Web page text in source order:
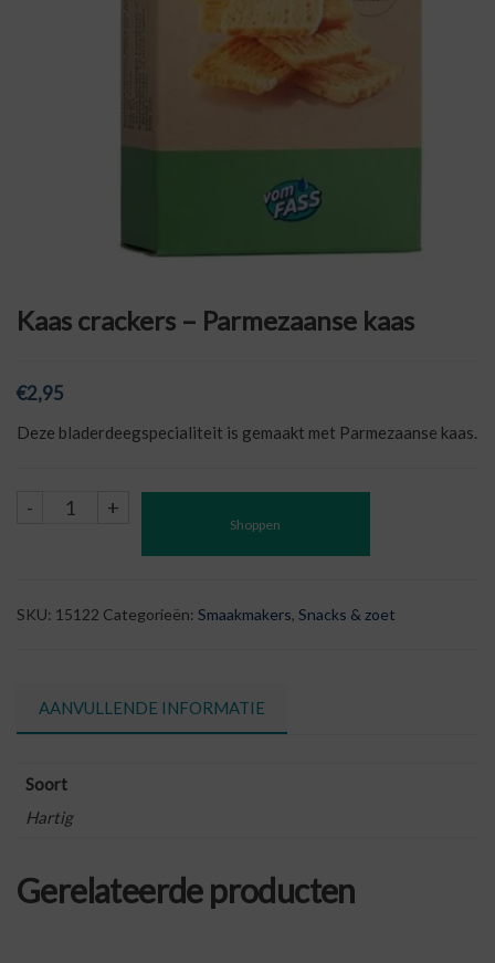
Kaas crackers – Parmezaanse kaas
€2,95
Deze bladerdeegspecialiteit is gemaakt met Parmezaanse kaas.
-
Kaas
kaas
+
Shoppen
SKU: 15122 Categorieën: Smaakmakers, Snacks & zoet
AANVULLENDE INFORMATIE
Soort
Hartig
Gerelateerde producten